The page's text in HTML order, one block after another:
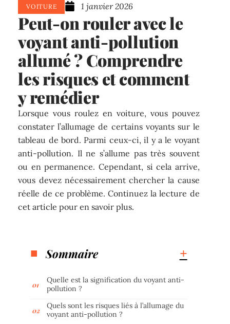
VOITURE 1 janvier 2026
Peut-on rouler avec le
voyant anti-pollution
allumé ? Comprendre
les risques et comment
y remédier
Lorsque vous roulez en voiture, vous pouvez
constater l’allumage de certains voyants sur le
tableau de bord. Parmi ceux-ci, il y a le voyant
anti-pollution. Il ne s’allume pas très souvent
ou en permanence. Cependant, si cela arrive,
vous devez nécessairement chercher la cause
réelle de ce problème. Continuez la lecture de
cet article pour en savoir plus.
Sommaire
Quelle est la signification du voyant anti-
pollution ?
Quels sont les risques liés à l’allumage du
voyant anti-pollution ?